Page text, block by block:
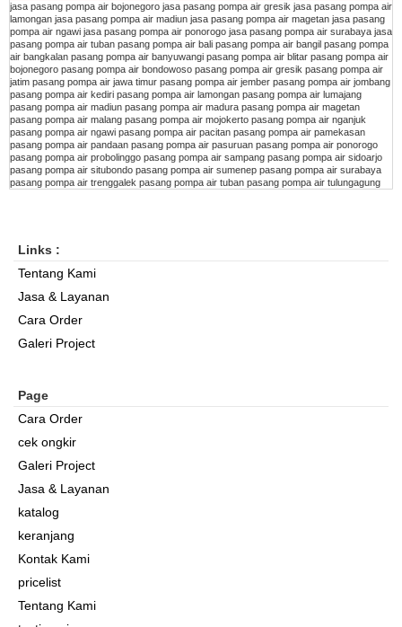
jasa pasang pompa air bojonegoro jasa pasang pompa air gresik jasa pasang pompa air
lamongan jasa pasang pompa air madiun jasa pasang pompa air magetan jasa pasang
pompa air ngawi jasa pasang pompa air ponorogo jasa pasang pompa air surabaya jasa
pasang pompa air tuban pasang pompa air bali pasang pompa air bangil pasang pompa
air bangkalan pasang pompa air banyuwangi pasang pompa air blitar pasang pompa air
bojonegoro pasang pompa air bondowoso pasang pompa air gresik pasang pompa air
jatim pasang pompa air jawa timur pasang pompa air jember pasang pompa air jombang
pasang pompa air kediri pasang pompa air lamongan pasang pompa air lumajang
pasang pompa air madiun pasang pompa air madura pasang pompa air magetan
pasang pompa air malang pasang pompa air mojokerto pasang pompa air nganjuk
pasang pompa air ngawi pasang pompa air pacitan pasang pompa air pamekasan
pasang pompa air pandaan pasang pompa air pasuruan pasang pompa air ponorogo
pasang pompa air probolinggo pasang pompa air sampang pasang pompa air sidoarjo
pasang pompa air situbondo pasang pompa air sumenep pasang pompa air surabaya
pasang pompa air trenggalek pasang pompa air tuban pasang pompa air tulungagung
Links :
Tentang Kami
Jasa & Layanan
Cara Order
Galeri Project
Page
Cara Order
cek ongkir
Galeri Project
Jasa & Layanan
katalog
keranjang
Kontak Kami
pricelist
Tentang Kami